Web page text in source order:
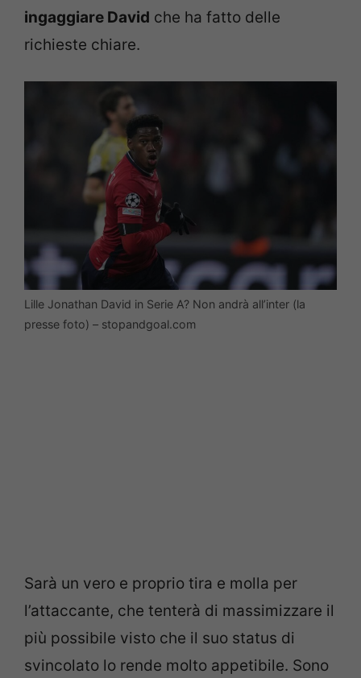
ingaggiare David che ha fatto delle
richieste chiare.
Lille Jonathan David in Serie A? Non andrà all’inter (la
presse foto) – stopandgoal.com
Sarà un vero e proprio tira e molla per
l’attaccante, che tenterà di massimizzare il
più possibile visto che il suo status di
svincolato lo rende molto appetibile. Sono